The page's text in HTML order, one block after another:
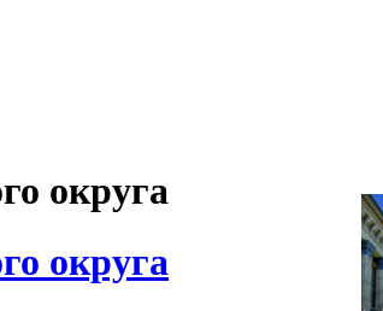
округа
округа